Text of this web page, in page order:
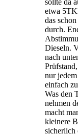
etwa
das
durch.
Dieseln.
nach
nur
einfach
Was den
nehmen
macht
kleinere
sicherlich